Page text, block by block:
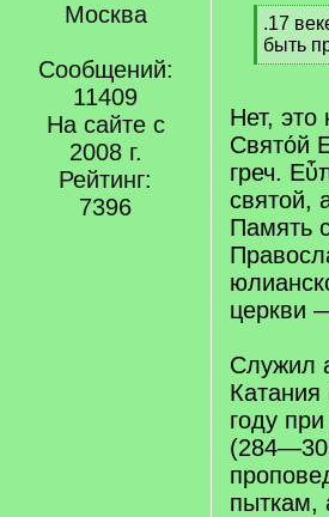
Москва
Сообщений:
11409
На сайте с
2008 г.
Рейтинг:
7396
q
]
.17
быть
[
q
]
Нет,
Свято́й
греч.
святой,
Память
церкви
Служил
году
пыткам,